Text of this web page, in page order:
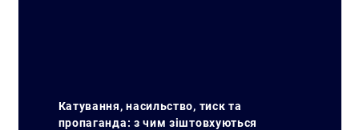
Катування, насильство, тиск та
пропаганда: з чим зіштовхуються